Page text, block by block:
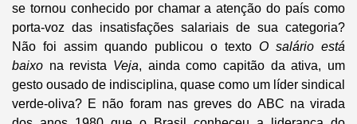
se tornou conhecido por chamar a atenção do país como
porta-voz das insatisfações salariais de sua categoria?
Não foi assim quando publicou o texto O salário está
baixo na revista Veja, ainda como capitão da ativa, um
gesto ousado de indisciplina, quase como um líder sindical
verde-oliva? E não foram nas greves do ABC na virada